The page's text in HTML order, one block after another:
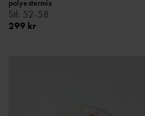
polyestermix
Stl: 52-58
299 kr